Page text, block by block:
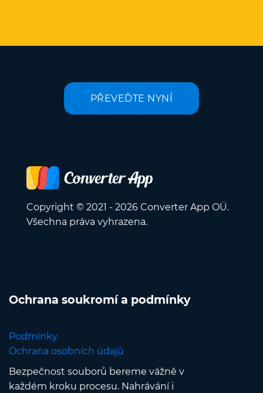
PŘEVEĎTE NYNÍ
Copyright © 2021 - 2026 Converter App OÜ.
Všechna práva vyhrazena.
Ochrana soukromí a podmínky
Podmínky
Ochrana osobních údajů
Bezpečnost souborů bereme vážně v
každém kroku procesu. Nahrávání i